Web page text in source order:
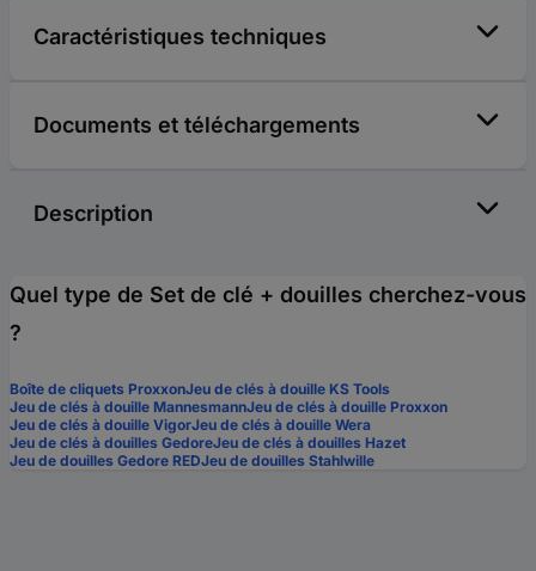
Caractéristiques techniques
Documents et téléchargements
Description
Quel type de Set de clé + douilles cherchez-vous
?
Boîte de cliquets ProxxonJeu de clés à douille KS Tools
Jeu de clés à douille MannesmannJeu de clés à douille Proxxon
Jeu de clés à douille VigorJeu de clés à douille Wera
Jeu de clés à douilles GedoreJeu de clés à douilles Hazet
Jeu de douilles Gedore REDJeu de douilles Stahlwille